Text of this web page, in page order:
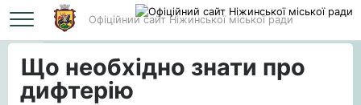
Офіційний сайт Ніжинської міської ради
Головна Що необхідно знати про дифтерію
Що необхідно знати про
дифтерію